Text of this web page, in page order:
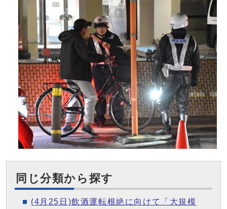
同じ分類から探す
(4月25日)飲酒運転根絶に向けて「大規模